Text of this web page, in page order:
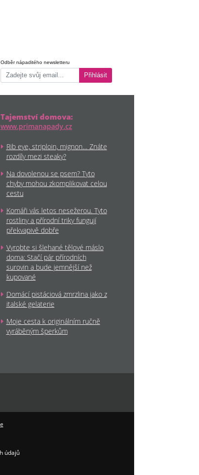
Odběr nápaditého newsletteru
Přihlásit
Tajemství domova:
www.primanapady.cz
Rib eye, striploin, mignon… Znáte
rozdíly mezi steaky?
Na dovolenou se psem? Tyto
chyby mohou zkomplikovat celou
cestu
Komáři vás letos nesežerou. Tyto
rostliny a přírodní triky fungují
překvapivě dobře
Vyrobte si šlehané tělové máslo
doma: Stačí pár přírodních
surovin a bude jemnější než
kupované
Domácí pistáciová zmrzlina jako z
italské gelaterie
Moje cesta k originálním ručně
vyráběným šperkům
údajů